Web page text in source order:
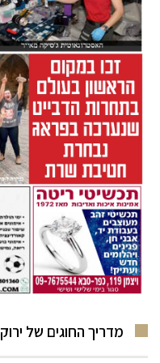
מדריך החוגים של ירוק